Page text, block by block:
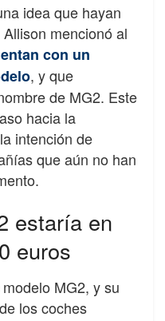
idea que hayan
mencionó al
con un
, y que
de MG2. Este
hacia la
intención de
que aún no han
estaría en
euros
MG2, y su
los coches